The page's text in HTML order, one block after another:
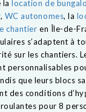
lalocation de
, WC autonomes, la
chantier en Île-de-
s’adaptent à
sur les chantiers.
personnalisables
que leurs blocs
des conditions
pour 8